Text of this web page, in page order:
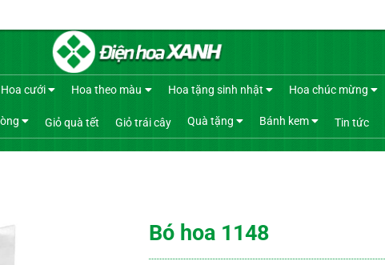
Hoa cưới Hoa theo màu Hoa tặng sinh nhật Hoa chúc mừng
Giỏ quà tết Giỏ trái cây Quà tặng Bánh kem Tin tức
Bó hoa 1148